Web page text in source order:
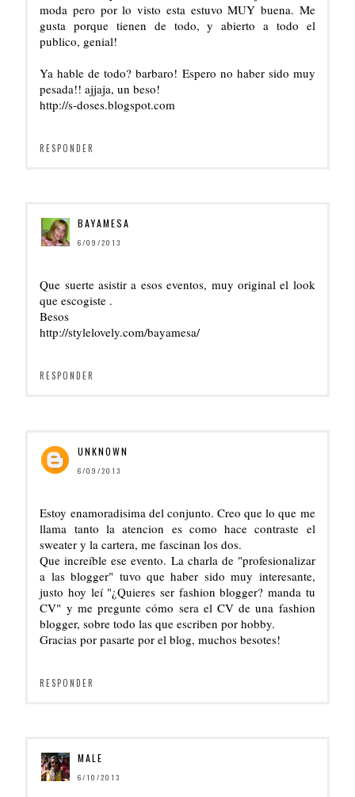
moda pero por lo visto esta estuvo MUY buena. Me
gusta porque tienen de todo, y abierto a todo el
publico, genial!
Ya hable de todo? barbaro! Espero no haber sido muy
pesada!! ajjaja, un beso!
http://s-doses.blogspot.com
RESPONDER
BAYAMESA
6/09/2013
Que suerte asistir a esos eventos, muy original el look
que escogiste .
Besos
http://stylelovely.com/bayamesa/
RESPONDER
UNKNOWN
6/09/2013
Estoy enamoradisima del conjunto. Creo que lo que me
llama tanto la atencion es como hace contraste el
sweater y la cartera, me fascinan los dos.
Que increíble ese evento. La charla de "profesionalizar
a las blogger" tuvo que haber sido muy interesante,
justo hoy leí "¿Quieres ser fashion blogger? manda tu
CV" y me pregunte cómo sera el CV de una fashion
blogger, sobre todo las que escriben por hobby.
Gracias por pasarte por el blog, muchos besotes!
RESPONDER
MALE
6/10/2013